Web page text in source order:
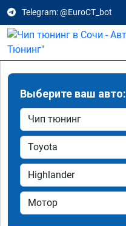
Telegram: @EuroCT_bot
Выберите ваш авто: